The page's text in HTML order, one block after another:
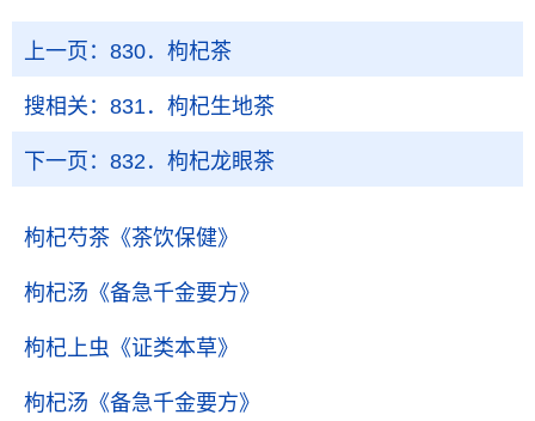
上一页： 830．枸杞茶
搜相关： 831．枸杞生地茶
下一页： 832．枸杞龙眼茶
枸杞芍茶 《茶饮保健》
枸杞汤 《备急千金要方》
枸杞上虫 《证类本草》
枸杞汤 《备急千金要方》